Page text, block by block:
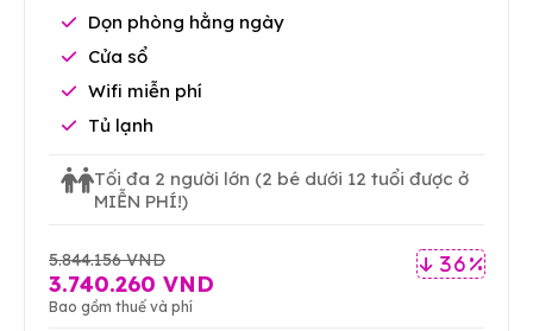
Dọn phòng hằng ngày
Cửa sổ
Wifi miễn phí
Tủ lạnh
Tối đa 2 người lớn (2 bé dưới 12 tuổi được ở
MIỄN PHÍ!)
36 %
5.844.156 VND
3.740.260 VND
Bao gồm thuế và phí